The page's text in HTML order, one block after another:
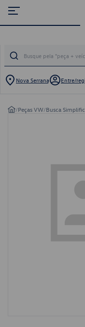
Nova Serrana Entre/
/Peças VW/Busca